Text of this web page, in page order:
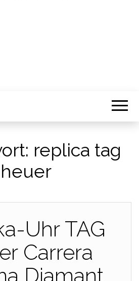
replica tag
heuer
Uhr TAG
Carrera
Diamant